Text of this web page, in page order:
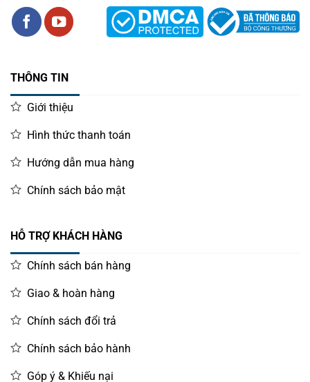
THÔNG TIN
Giới thiệu
Hình thức thanh toán
Hướng dẫn mua hàng
Chính sách bảo mật
HỖ TRỢ KHÁCH HÀNG
Chính sách bán hàng
Giao & hoàn hàng
Chính sách đổi trả
Chính sách bảo hành
Góp ý & Khiếu nại